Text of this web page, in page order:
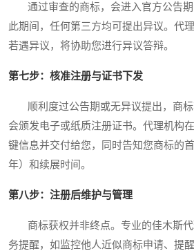
通过审查的商标，会进入官方公告期
此期间，任何第三方均可提出异议。代
若遇异议，将协助您进行异议答辩。
第七步：核准注册与证书下发
顺利度过公告期或无异议提出，商标
会颁发电子或纸质注册证书。代理机构
键信息并交付给您，同时告知您商标的
年）和续展时间。
第八步：注册后维护与管理
商标获权并非终点。专业的佳木斯代
务提醒，如监控他人近似商标申请、提